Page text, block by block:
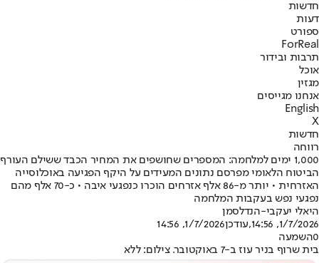
חדשות
דעות
ספורט
ForReal
תרבות ובידור
אוכל
מגזין
אנחנו מגייסים
English
X
חדשות
רווחה
1,000 ימים למלחמה: המספרים שחושפים את המחיר הכבד ששילם העורף
הביטוח הלאומי מפרסם נתונים המעידים על היקף הפגיעה באוכלוסייה
האזרחית • יותר מ-86 אלף אזרחים הוכרו כנפגעי איבה • כ-70 אלף מהם
נפגעי נפש בעקבות המלחמה
היאלי יעקבי-הנדלסמן
1/7/2026, 14:56
,עודכן1/7/2026, 14:56
0השמעה
בית שרוף בניר עוז ב-7 באוקטובר. צילום: ללא